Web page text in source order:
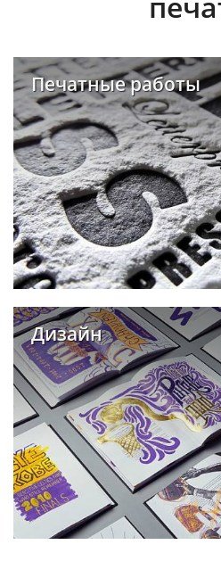
Печатные работы
Дизайн